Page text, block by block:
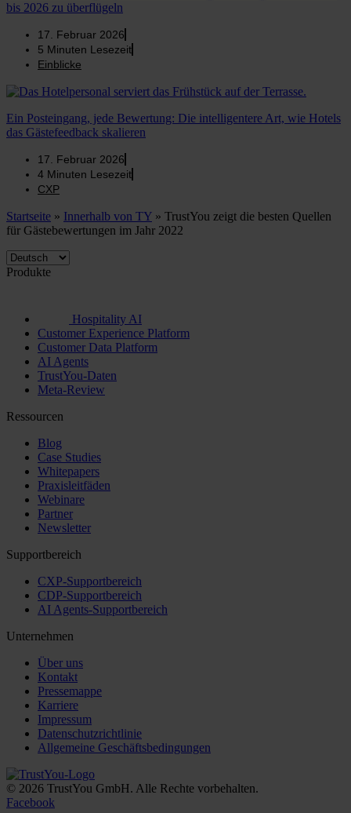
bis 2026 zu überflügeln
17. Februar 2026
5 Minuten Lesezeit
Einblicke
Ein Posteingang, jede Bewertung: Die intelligentere Art, wie Hotels
das Gästefeedback skalieren
17. Februar 2026
4 Minuten Lesezeit
CXP
Startseite » Innerhalb von TY » TrustYou zeigt die besten Quellen
für Gästebewertungen im Jahr 2022
Produkte
Hospitality AI
Customer Experience Platform
Customer Data Platform
AI Agents
TrustYou-Daten
Meta-Review
Ressourcen
Blog
Case Studies
Whitepapers
Praxisleitfäden
Webinare
Partner
Newsletter
Supportbereich
CXP-Supportbereich
CDP-Supportbereich
AI Agents-Supportbereich
Unternehmen
Über uns
Kontakt
Pressemappe
Karriere
Impressum
Datenschutzrichtlinie
Allgemeine Geschäftsbedingungen
© 2026 TrustYou GmbH. Alle Rechte vorbehalten.
Facebook